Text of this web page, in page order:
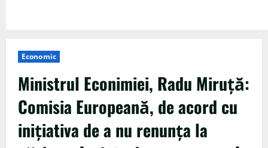
Economic
Ministrul Econimiei, Radu Miruță:
Comisia Europeană, de acord cu
iniţiativa de a nu renunţa la